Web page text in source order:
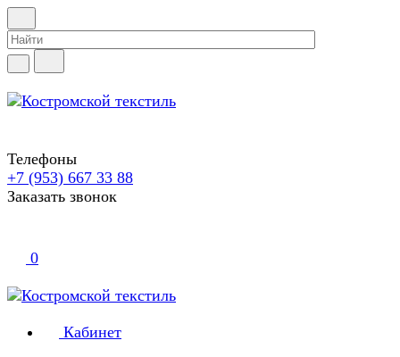
Телефоны
+7 (953) 667 33 88
Заказать звонок
0
Кабинет